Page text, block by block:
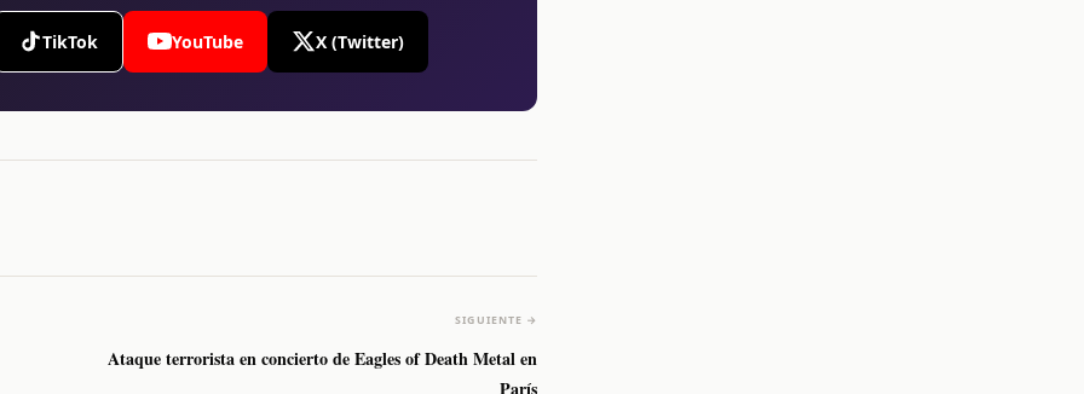
TikTok YouTube X (Twitter)
SIGUIENTE →
Ataque terrorista en concierto de Eagles of Death Metal en
París